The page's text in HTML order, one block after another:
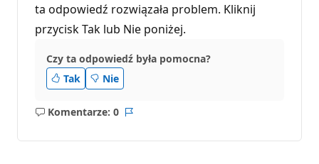
ta odpowiedź rozwiązała problem. Kliknij
przycisk Tak lub Nie poniżej.
Czy ta odpowiedź była pomocna?
Tak
Nie
Komentarze: 0
Brak